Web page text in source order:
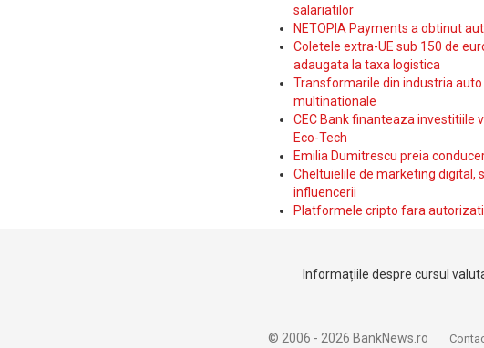
salariatilor
NETOPIA Payments a obtinut
Coletele extra-UE sub 150 de
adaugata la taxa logistica
Transformarile din industria
multinationale
CEC Bank finanteaza investitiile
Eco-Tech
Emilia Dumitrescu preia
Cheltuielile de marketing digital,
influencerii
Platformele cripto fara
Informațiile despre cursul
© 2006 - 2026 BankNews.ro